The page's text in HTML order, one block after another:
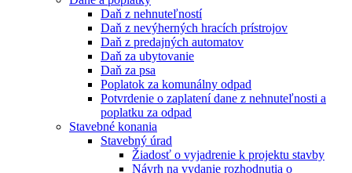
Daň z nehnuteľností
Daň z nevýherných hracích prístrojov
Daň z predajných automatov
Daň za ubytovanie
Daň za psa
Poplatok za komunálny odpad
Potvrdenie o zaplatení dane z nehnuteľnosti a
poplatku za odpad
Stavebné konania
Stavebný úrad
Žiadosť o vyjadrenie k projektu stavby
Návrh na vydanie rozhodnutia o